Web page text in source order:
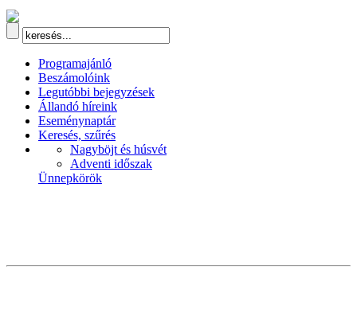
Programajánló
Beszámolóink
Legutóbbi bejegyzések
Állandó híreink
Eseménynaptár
Keresés, szűrés
Nagyböjt és húsvét
Adventi időszak
Ünnepkörök